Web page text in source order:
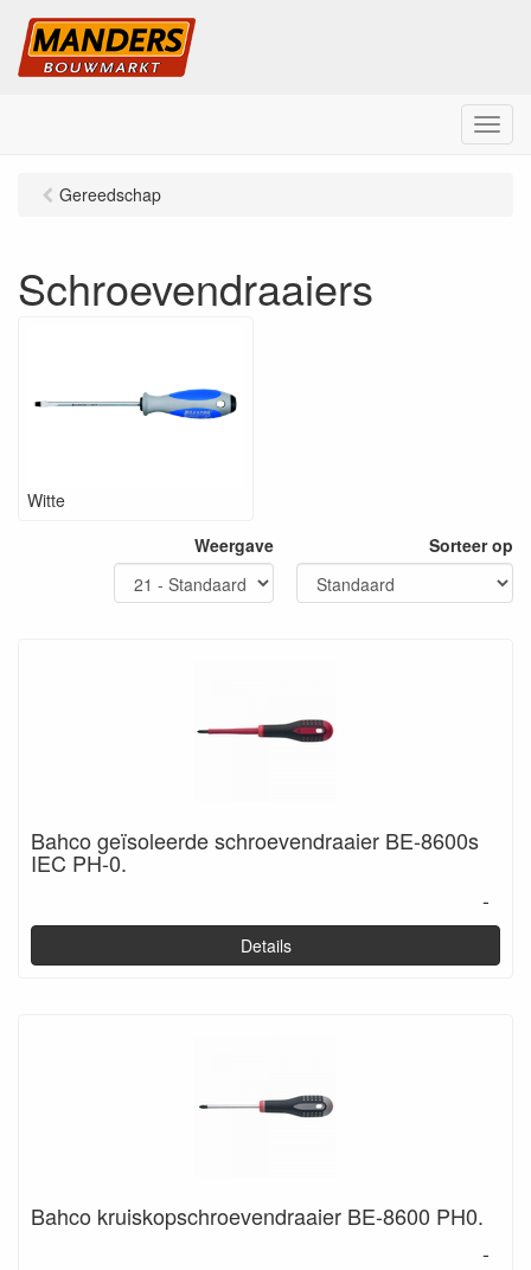
M
e
Gereedschap
Schroevendraaiers
Witte
Weergave
Sorteer op
Bahco geïsoleerde schroevendraaier BE-8600s
IEC PH-0.
-
Details
Bahco kruiskopschroevendraaier BE-8600 PH0.
-